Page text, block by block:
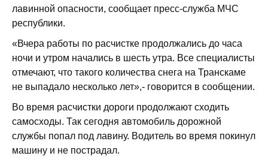
лавинной опасности, сообщает пресс-служба МЧС
республики.
«Вчера работы по расчистке продолжались до часа
ночи и утром начались в шесть утра. Все специалисты
отмечают, что такого количества снега на Транскаме
не выпадало несколько лет»,- говорится в сообщении.
Во время расчистки дороги продолжают сходить
самосходы. Так сегодня автомобиль дорожной
службы попал под лавину. Водитель во время покинул
машину и не пострадал.